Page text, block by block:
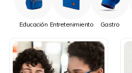
Educación Entretenimiento Gastro